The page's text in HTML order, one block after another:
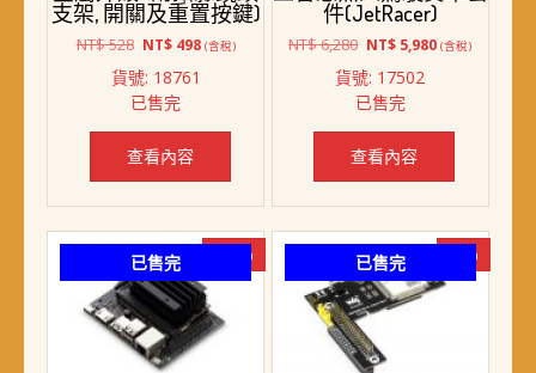
支架, 開關及重置按鍵)
NT$528 原
價
格：
NT$ 528。
NT$498目
NT$ 498。
(含稅)
貨號: 18761
已售完
查看內容
件(JetRacer)
NT$6,280 原
價
格：
NT$ 6,280。
NT$ 5,980目
NT$ 5,980。
(含稅)
貨號: 17502
已售完
查看內容
已售完 -49% 已售完 -9%